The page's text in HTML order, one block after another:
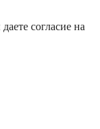
согласие на